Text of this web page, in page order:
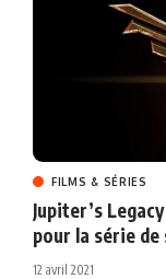
FILMS & SÉRIES
Jupiter’s
pour la série
12 avril 2021